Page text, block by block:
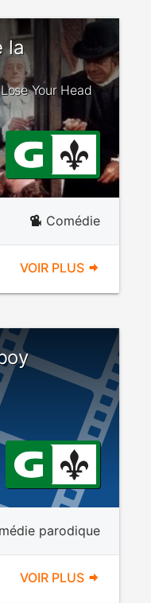
la
Your Head
Comédie
VOIR PLUS
parodique
VOIR PLUS